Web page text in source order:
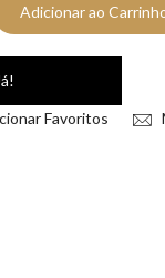
Adicionar ao
Favoritos